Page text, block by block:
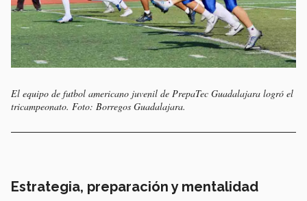
El equipo de futbol americano juvenil de PrepaTec Guadalajara logró el
tricampeonato. Foto: Borregos Guadalajara.
Estrategia, preparación y mentalidad